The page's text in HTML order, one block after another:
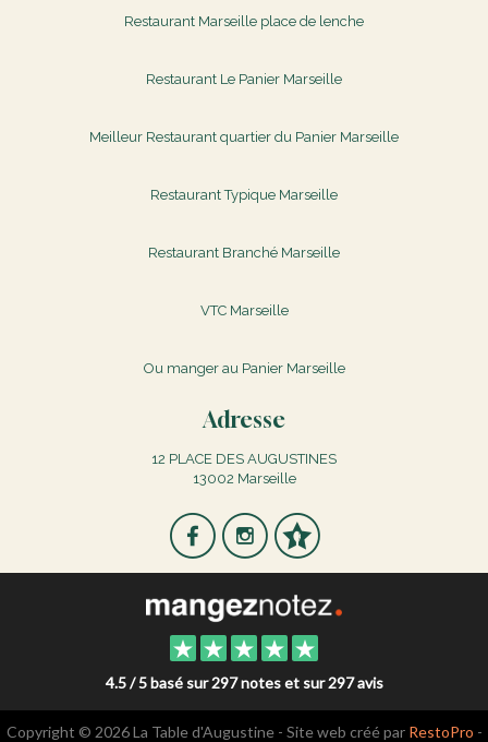
Restaurant Marseille place de lenche
Restaurant Le Panier Marseille
Meilleur Restaurant quartier du Panier Marseille
Restaurant Typique Marseille
Restaurant Branché Marseille
VTC Marseille
Ou manger au Panier Marseille
Adresse
12 PLACE DES AUGUSTINES
13002 Marseille
4.5 / 5 basé sur 297 notes et sur 297 avis
Copyright © 2026 La Table d'Augustine - Site web créé par RestoPro -